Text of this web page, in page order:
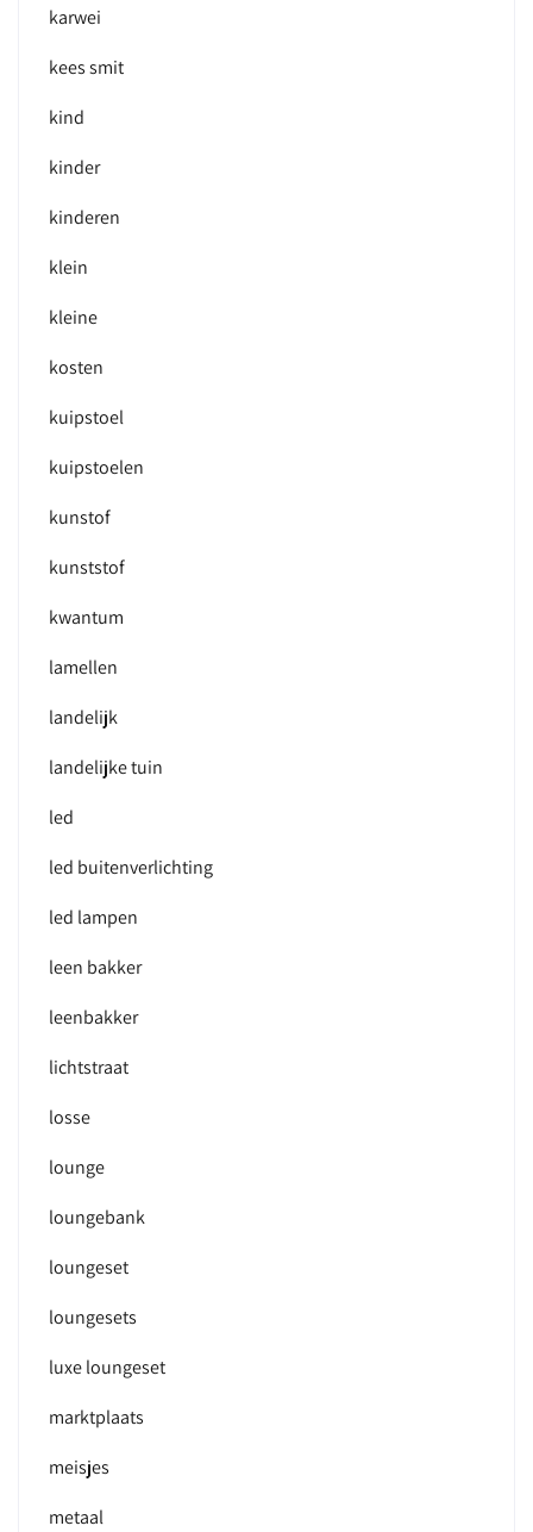
karwei
kees smit
kind
kinder
kinderen
klein
kleine
kosten
kuipstoel
kuipstoelen
kunstof
kunststof
kwantum
lamellen
landelijk
landelijke tuin
led
led buitenverlichting
led lampen
leen bakker
leenbakker
lichtstraat
losse
lounge
loungebank
loungeset
loungesets
luxe loungeset
marktplaats
meisjes
metaal